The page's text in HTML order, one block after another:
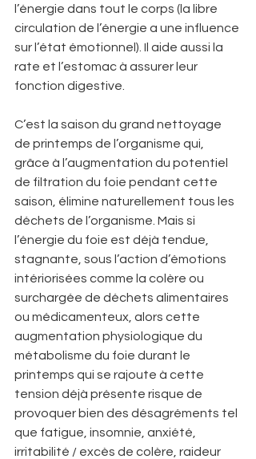
l’énergie dans tout le corps (la libre
circulation de l’énergie a une influence
sur l’état émotionnel). Il aide aussi la
rate et l’estomac à assurer leur
fonction digestive.
C’est la saison du grand nettoyage
de printemps de l’organisme qui,
grâce à l’augmentation du potentiel
de filtration du foie pendant cette
saison, élimine naturellement tous les
déchets de l’organisme. Mais si
l’énergie du foie est déjà tendue,
stagnante, sous l’action d’émotions
intériorisées comme la colère ou
surchargée de déchets alimentaires
ou médicamenteux, alors cette
augmentation physiologique du
métabolisme du foie durant le
printemps qui se rajoute à cette
tension déjà présente risque de
provoquer bien des désagréments tel
que fatigue, insomnie, anxiété,
irritabilité / excès de colère, raideur